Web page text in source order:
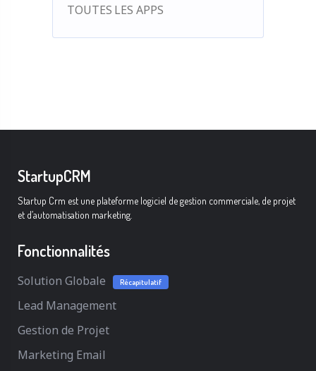
TOUTES LES APPS
StartupCRM
Startup Crm est une plateforme logiciel de gestion commerciale, de projet
et d’automatisation marketing.
Fonctionnalités
Solution Globale Récapitulatif
Lead Management
Gestion de Projet
Marketing Email